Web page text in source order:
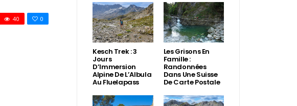
0
40
Kesch Trek : 3
Jours
D’Immersion
Alpine De L’Albula
Au Fluelapass
Les Grisons En
Famille :
Randonnées
Dans Une Suisse
De Carte Postale